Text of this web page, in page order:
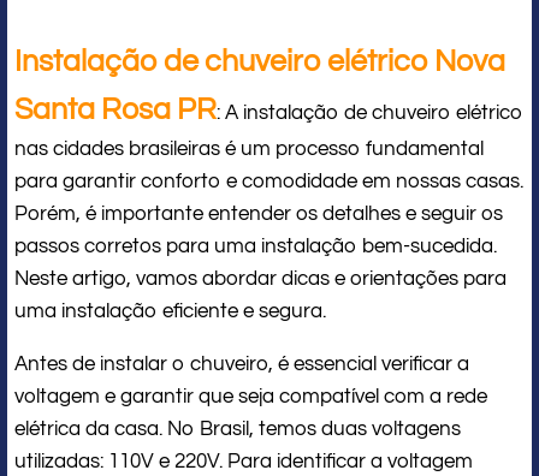
Instalação de chuveiro elétrico Nova
Santa Rosa PR: A instalação de chuveiro elétrico
nas cidades brasileiras é um processo fundamental
para garantir conforto e comodidade em nossas casas.
Porém, é importante entender os detalhes e seguir os
passos corretos para uma instalação bem-sucedida.
Neste artigo, vamos abordar dicas e orientações para
uma instalação eficiente e segura.
Antes de instalar o chuveiro, é essencial verificar a
voltagem e garantir que seja compatível com a rede
elétrica da casa. No Brasil, temos duas voltagens
utilizadas: 110V e 220V. Para identificar a voltagem